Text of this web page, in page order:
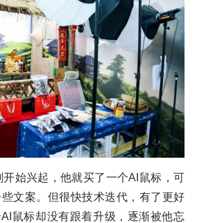
始兴起，他就买了一个AI鼠标，可
文案。但很快技术迭代，有了更好
鼠标却没有跟着升级，逐渐被他忘